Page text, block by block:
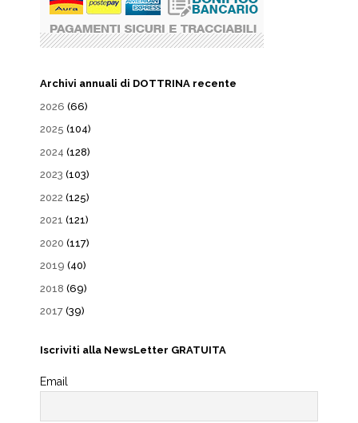
Archivi annuali di DOTTRINA recente
2026 (66)
2025 (104)
2024 (128)
2023 (103)
2022 (125)
2021 (121)
2020 (117)
2019 (40)
2018 (69)
2017 (39)
Iscriviti alla NewsLetter GRATUITA
Email